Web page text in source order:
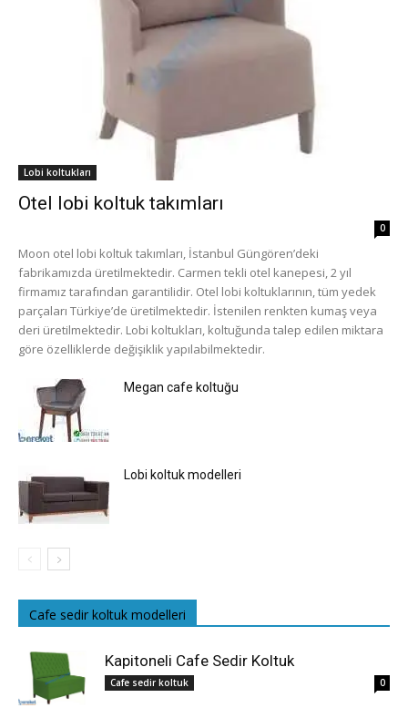
Lobi koltukları
Otel lobi koltuk takımları
0
Moon otel lobi koltuk takımları, İstanbul Güngören’deki
fabrikamızda üretilmektedir. Carmen tekli otel kanepesi, 2 yıl
firmamız tarafından garantilidir. Otel lobi koltuklarının, tüm yedek
parçaları Türkiye’de üretilmektedir. İstenilen renkten kumaş veya
deri üretilmektedir. Lobi koltukları, koltuğunda talep edilen miktara
göre özelliklerde değişiklik yapılabilmektedir.
Megan cafe koltuğu
Lobi koltuk modelleri
Cafe sedir koltuk modelleri
Kapitoneli Cafe Sedir Koltuk
Cafe sedir koltuk 0